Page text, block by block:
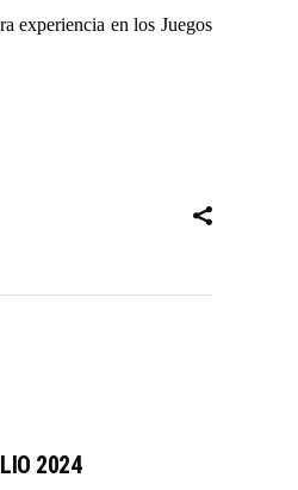
experiencia en los Juegos
2024